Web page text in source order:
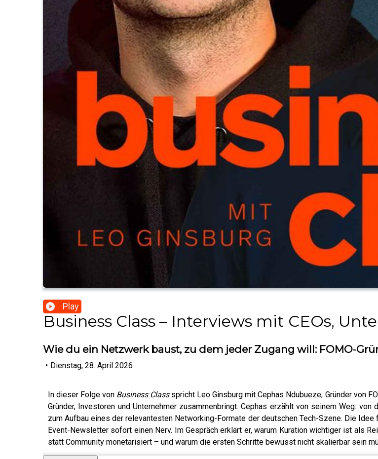
Play
Business Class – Interviews mit CEOs,
Wie du ein Netzwerk baust, zu dem jeder Zugang will: FOMO-
• Dienstag, 28. April 2026
In dieser Folge von Business Classspricht Leo Ginsburg mit Cephas Ndubueze, Gründer von
Gründer, Investoren und Unternehmer zusammenbringt. Cephas erzählt von seinem Weg:
zum Aufbau eines der relevantesten Networking-Formate der deutschen Tech-Szene. Die
Event-Newsletter sofort einen Nerv. Im Gespräch erklärt er, warum Kuration wichtiger ist als
statt Community monetarisiert – und warum die ersten Schritte bewusst nicht skalierbar sein